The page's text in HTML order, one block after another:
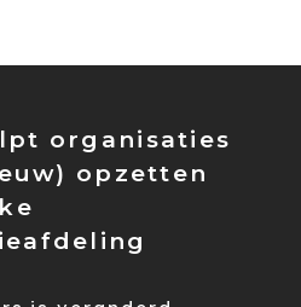
organisaties
opzetten